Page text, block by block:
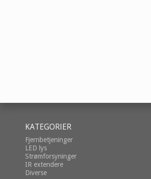
KATEGORIER
Fjernbetjeninger
LED lys
Strømforsyninger
IR extendere
Diverse